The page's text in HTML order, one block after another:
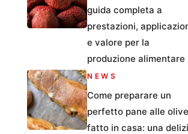
guida completa a
prestazioni,
e valore per la
produzione alimentare
NEWS
Come preparare un
perfetto pane alle olive
fatto in casa: una